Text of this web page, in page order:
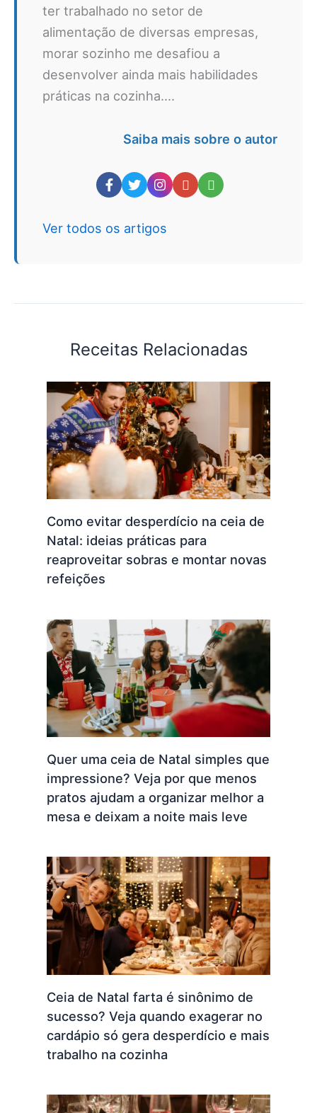
ter trabalhado no setor de
alimentação de diversas empresas,
morar sozinho me desafiou a
desenvolver ainda mais habilidades
práticas na cozinha....
Saiba mais sobre o autor
Ver todos os artigos
Receitas Relacionadas
Como evitar desperdício na ceia de
Natal: ideias práticas para
reaproveitar sobras e montar novas
refeições
Quer uma ceia de Natal simples que
impressione? Veja por que menos
pratos ajudam a organizar melhor a
mesa e deixam a noite mais leve
Ceia de Natal farta é sinônimo de
sucesso? Veja quando exagerar no
cardápio só gera desperdício e mais
trabalho na cozinha